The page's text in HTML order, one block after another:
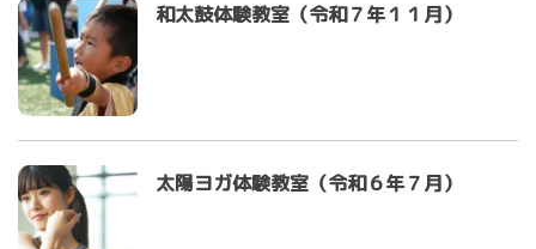
和太鼓体験教室（令和７年１１月）
太陽ヨガ体験教室（令和６年７月）